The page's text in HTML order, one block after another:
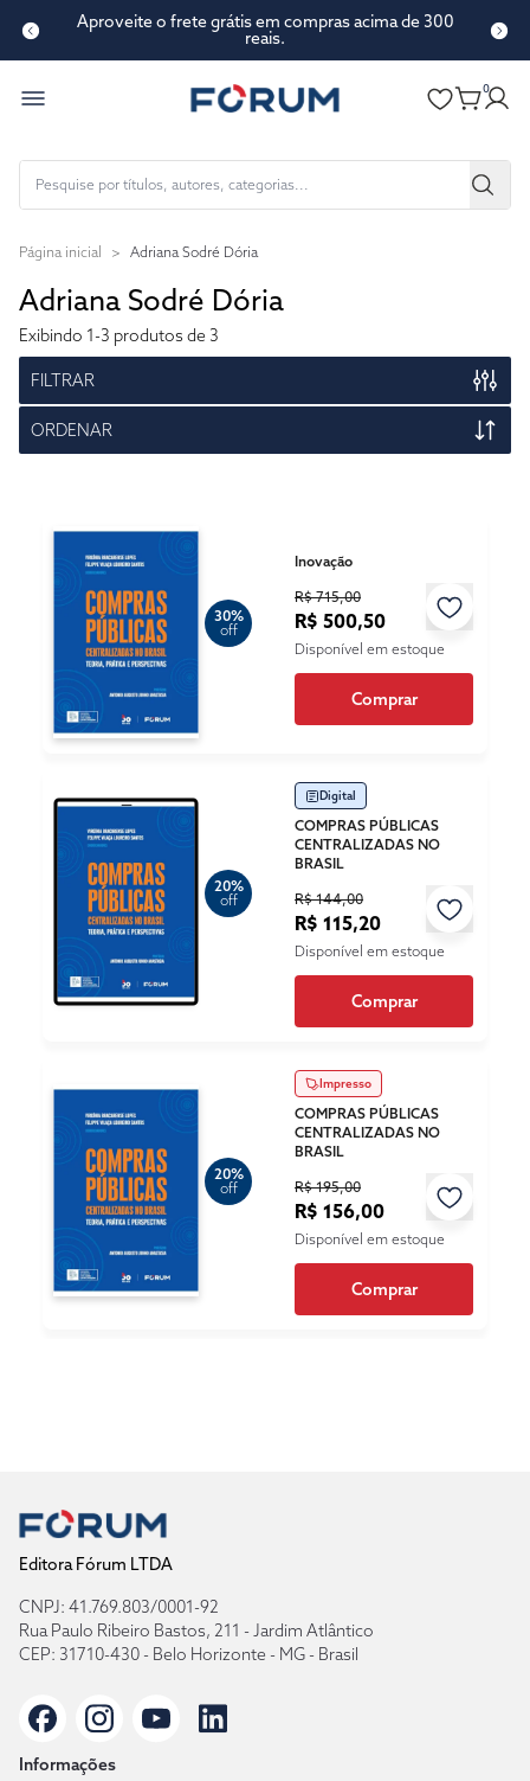
Aproveite o frete grátis em compras acima de 300
reais.
0
Página inicial > Adriana Sodré Dória
Adriana Sodré Dória
Exibindo 1-3 produtos de 3
FILTRAR
ORDENAR
30%
off
Inovação
R$ 715,00
R$ 500,50
Disponível em estoque
Comprar
20%
off
Digital
COMPRAS PÚBLICAS
CENTRALIZADAS NO
BRASIL
R$ 144,00
R$ 115,20
Disponível em estoque
Comprar
20%
off
Impresso
COMPRAS PÚBLICAS
CENTRALIZADAS NO
BRASIL
R$ 195,00
R$ 156,00
Disponível em estoque
Comprar
Editora Fórum LTDA
CNPJ: 41.769.803/0001-92
Rua Paulo Ribeiro Bastos, 211 - Jardim Atlântico
CEP: 31710-430 - Belo Horizonte - MG - Brasil
Informações